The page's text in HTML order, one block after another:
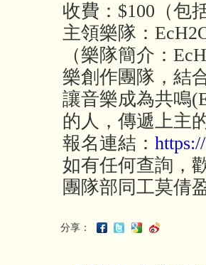
收費：$100（包
主領樂隊：
（樂隊簡介：
樂創作團隊，結
讓音樂成為共鳴
的人，傳遞上主
報名連結：
如有任何查詢，
團隊部同工莫倩
分享：